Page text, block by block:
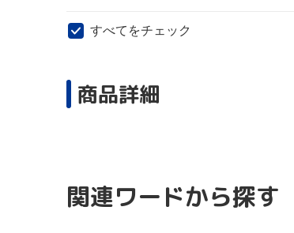
すべてをチェック
商品詳細
関連ワードから探す